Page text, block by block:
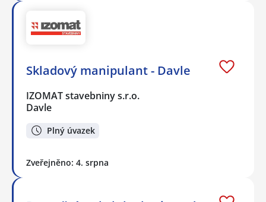
Skladový manipulant - Davle
IZOMAT stavebniny s.r.o.
Davle
Plný úvazek
Zveřejněno: 4. srpna